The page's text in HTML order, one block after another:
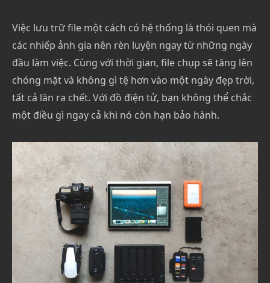
Việc lưu trữ file một cách có hệ thống là thói quen mà
các nhiếp ảnh gia nên rèn luyện ngay từ những ngày
đầu làm việc. Cùng với thời gian, file chụp sẽ tăng lên
chóng mặt và không gì tệ hơn vào một ngày đẹp trời,
tất cả lăn ra chết. Với đồ điện tử, bạn không thể chắc
một điều gì ngay cả khi nó còn hạn bảo hành.